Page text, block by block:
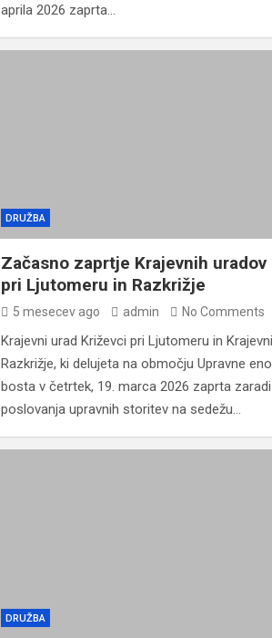
aprila 2026 zaprta…
DRUŽBA
Začasno zaprtje Krajevnih uradov
pri Ljutomeru in Razkrižje
5 mesecev ago admin No Comments
Krajevni urad Križevci pri Ljutomeru in
Razkrižje, ki delujeta na območju Upravne
bosta v četrtek, 19. marca 2026 zaprta
poslovanja upravnih storitev na sedežu…
DRUŽBA